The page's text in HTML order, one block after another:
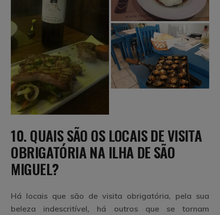
10. QUAIS SÃO OS LOCAIS DE VISITA
OBRIGATÓRIA NA ILHA DE SÃO
MIGUEL?
Há locais que são de visita obrigatória, pela sua
beleza indescritível, há outros que se tornam